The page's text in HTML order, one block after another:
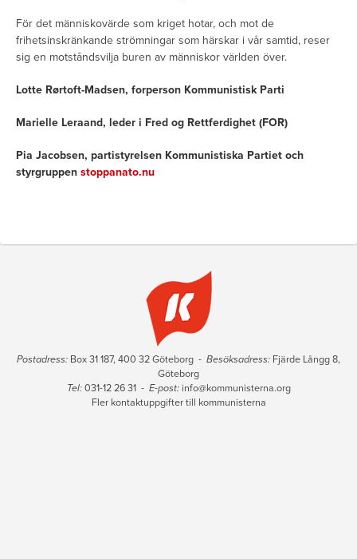
För det människovärde som kriget hotar, och mot de
frihetsinskränkande strömningar som härskar i vår samtid, reser
sig en motståndsvilja buren av människor världen över.
Lotte Rørtoft-Madsen, forperson Kommunistisk Parti
Marielle Leraand, leder i Fred og Rettferdighet (FOR)
Pia Jacobsen, partistyrelsen Kommunistiska Partiet och
styrgruppen stoppanato.nu
Postadress: Box 31 187, 400 32 Göteborg - Besöksadress: Fjärde Långg 8,
Göteborg
Tel:031-12 26 31 - E-post: info@kommunisterna.org
Fler kontaktuppgifter till kommunisterna